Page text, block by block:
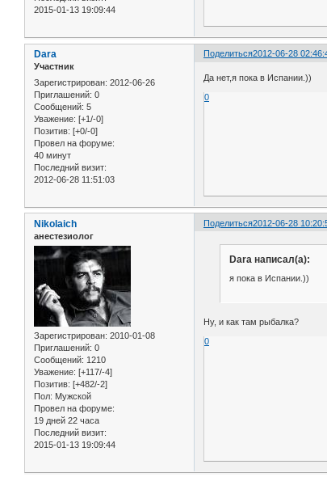
2015-01-13 19:09:44
Поделиться2012-06-28
Dara
Участник
Зарегистрирован: 2012-06-26
Приглашений: 0
Сообщений: 5
Уважение: [+1/-0]
Позитив: [+0/-0]
Провел на форуме:
40 минут
Последний визит:
2012-06-28 11:51:03
Да нет,я пока в Испании.))
0
Поделиться2012-06-28
Nikolaich
анестезиолог
Зарегистрирован: 2010-01-08
Приглашений: 0
Сообщений: 1210
Уважение: [+117/-4]
Позитив: [+482/-2]
Пол: Мужской
Провел на форуме:
19 дней 22 часа
Последний визит:
2015-01-13 19:09:44
Dara написал(а):
я пока в Испании.))
Ну, и как там рыбалка?
0